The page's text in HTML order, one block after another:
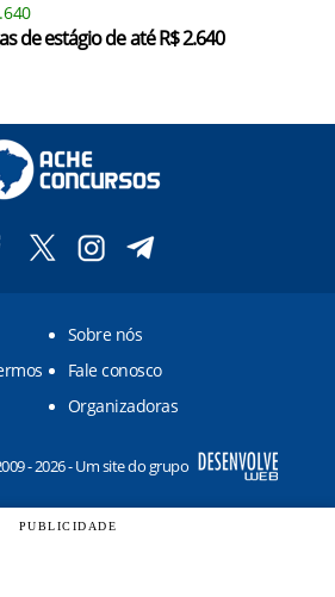
de estágio de até R$ 2.640
Sobre nós
Fale conosco
Organizadoras
- 2026 - Um site do grupo
PUBLICIDADE